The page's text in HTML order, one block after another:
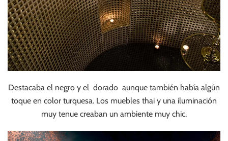
Destacaba el negro y el dorado aunque también había algún
toque en color turquesa. Los muebles thai y una iluminación
muy tenue creaban un ambiente muy chic.